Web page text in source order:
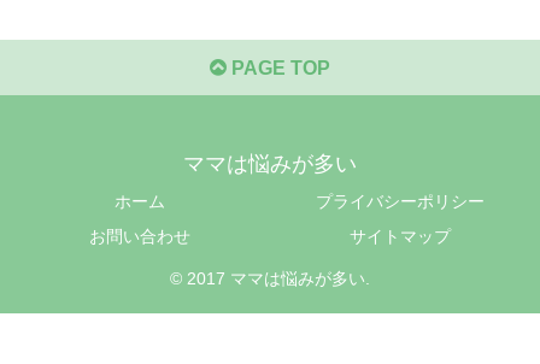
PAGE TOP
ママは悩みが多い
ホーム
プライバシーポリシー
お問い合わせ
サイトマップ
© 2017 ママは悩みが多い.